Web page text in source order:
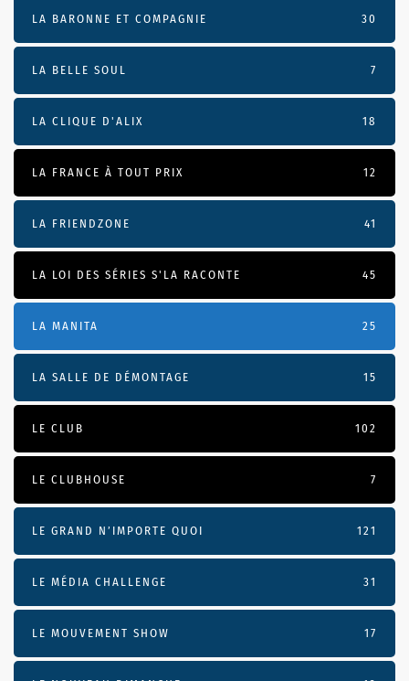
LA BARONNE ET COMPAGNIE 30
LA BELLE SOUL 7
LA CLIQUE D'ALIX 18
LA FRANCE À TOUT PRIX 12
LA FRIENDZONE 41
LA LOI DES SÉRIES S'LA RACONTE 45
LA MANITA 25
LA SALLE DE DÉMONTAGE 15
LE CLUB 102
LE CLUBHOUSE 7
LE GRAND N’IMPORTE QUOI 121
LE MÉDIA CHALLENGE 31
LE MOUVEMENT SHOW 17